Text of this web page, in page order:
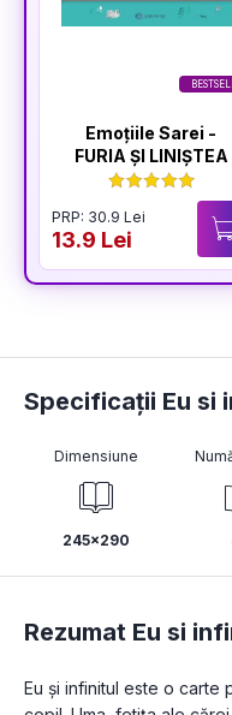
Emoțiile Sarei -
FURIA ȘI LINIȘTEA
PRP: 30.9 Lei
13.9 Lei
Specificații Eu si
Dimensiune
245x290
Rezumat Eu si
Eu şi infinitul este o carte